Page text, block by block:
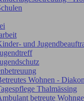
und
Wohnen -
Thalmässing
betreute